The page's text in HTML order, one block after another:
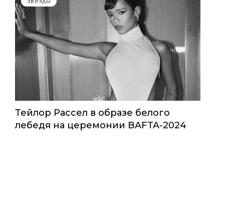
Тейлор Рассел в образе белого
лебедя на церемонии BAFTA-2024